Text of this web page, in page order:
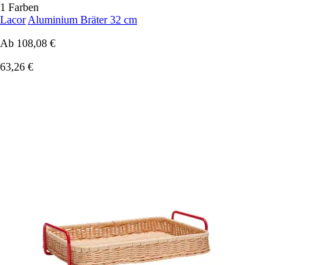
1 Farben
Lacor Aluminium Bräter 32 cm
Ab 108,08 €
63,26 €